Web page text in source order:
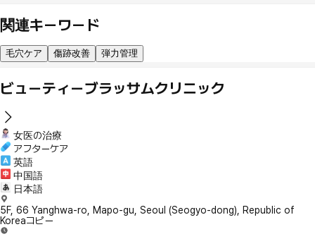
関連キーワード
毛穴ケア 傷跡改善 弾力管理
ビューティーブラッサムクリニック
女医の治療
アフターケア
英語
中国語
日本語
5F, 66 Yanghwa-ro, Mapo-gu, Seoul (Seogyo-dong), Republic of
Koreaコピー